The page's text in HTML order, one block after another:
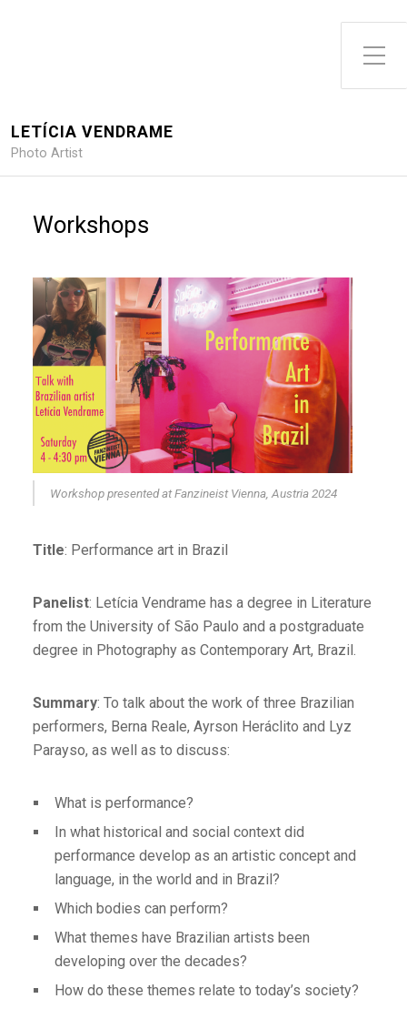
Toggle Side Menu
LETÍCIA VENDRAME
Photo Artist
Workshops
Workshop presented at Fanzineist Vienna, Austria 2024
Title: Performance art in Brazil
Panelist: Letícia Vendrame has a degree in Literature
from the University of São Paulo and a postgraduate
degree in Photography as Contemporary Art, Brazil.
Summary: To talk about the work of three Brazilian
performers, Berna Reale, Ayrson Heráclito and Lyz
Parayso, as well as to discuss:
What is performance?
In what historical and social context did
performance develop as an artistic concept and
language, in the world and in Brazil?
Which bodies can perform?
What themes have Brazilian artists been
developing over the decades?
How do these themes relate to today’s society?